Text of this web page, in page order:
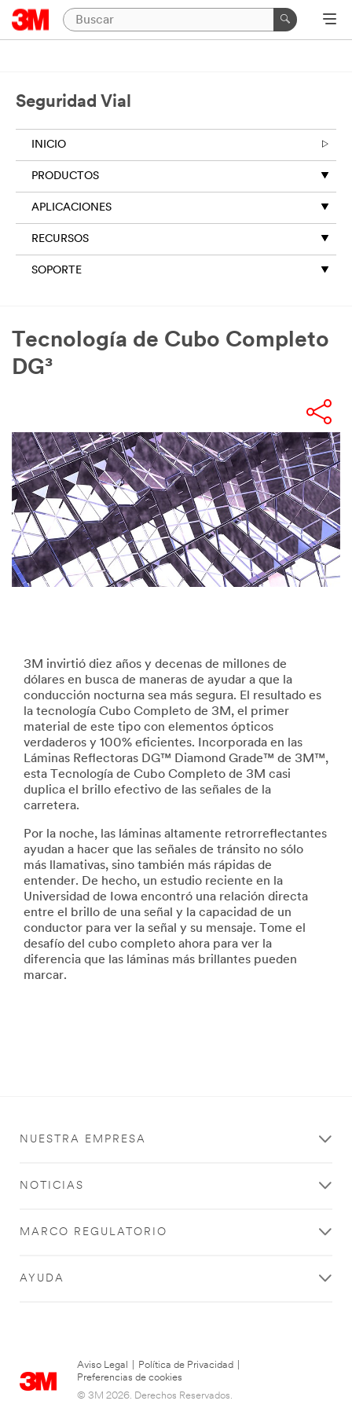
Seguridad Vial
INICIO
PRODUCTOS
APLICACIONES
RECURSOS
SOPORTE
Tecnología de Cubo Completo
DG³
3M invirtió diez años y decenas de millones de
dólares en busca de maneras de ayudar a que la
conducción nocturna sea más segura. El resultado es
la tecnología Cubo Completo de 3M, el primer
material de este tipo con elementos ópticos
verdaderos y 100% eficientes. Incorporada en las
Láminas Reflectoras DG™ Diamond Grade™ de 3M™,
esta Tecnología de Cubo Completo de 3M casi
duplica el brillo efectivo de las señales de la
carretera.
Por la noche, las láminas altamente retrorreflectantes
ayudan a hacer que las señales de tránsito no sólo
más llamativas, sino también más rápidas de
entender. De hecho, un estudio reciente en la
Universidad de Iowa encontró una relación directa
entre el brillo de una señal y la capacidad de un
conductor para ver la señal y su mensaje. Tome el
desafío del cubo completo ahora para ver la
diferencia que las láminas más brillantes pueden
marcar.
NUESTRA EMPRESA
NOTICIAS
MARCO REGULATORIO
AYUDA
Aviso Legal Política de Privacidad
Preferencias de cookies
© 3M 2026. Derechos Reservados.